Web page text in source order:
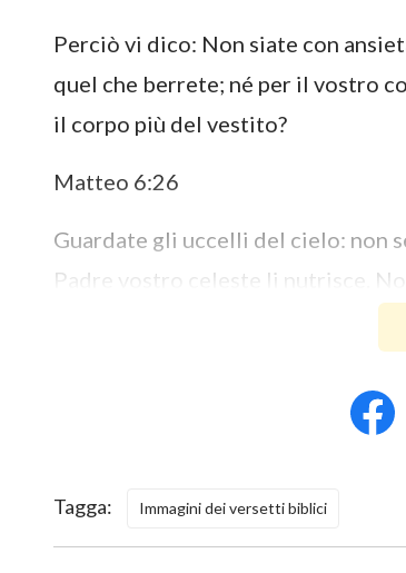
Perciò vi dico: Non siate con
quel che berrete; né per il vostro
il corpo più del vestito?
Matteo 6:26
Guardate gli uccelli del cielo: non
Padre vostro celeste li nutrisce.
Non temere, o piccol gregge;
E il Signore disse: Se aveste fede
Sradicati e trapiantati nel mare, e
Tagga: Immagini dei versetti biblici